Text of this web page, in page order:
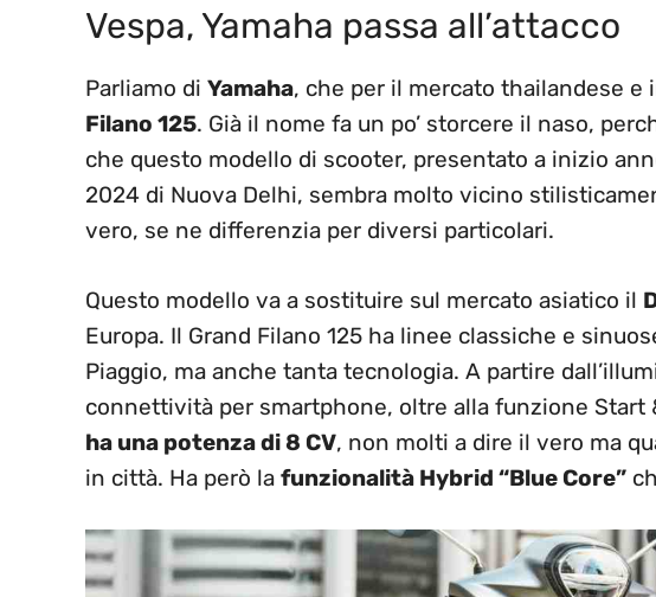
Vespa, Yamaha passa all’attacco
Parliamo di Yamaha, che per il mercato thailandese e
Filano 125. Già il nome fa un po’ storcere il naso,
che questo modello di scooter, presentato a inizio
2024 di Nuova Delhi, sembra molto vicino
vero, se ne differenzia per diversi particolari.
Questo modello va a sostituire sul mercato asiatico il
Europa. Il Grand Filano 125 ha linee classiche e
Piaggio, ma anche tanta tecnologia. A partire
connettività per smartphone, oltre alla funzione Start
ha una potenza di 8 CV, non molti a dire il vero ma
in città. Ha però la funzionalità Hybrid “Blue Core”